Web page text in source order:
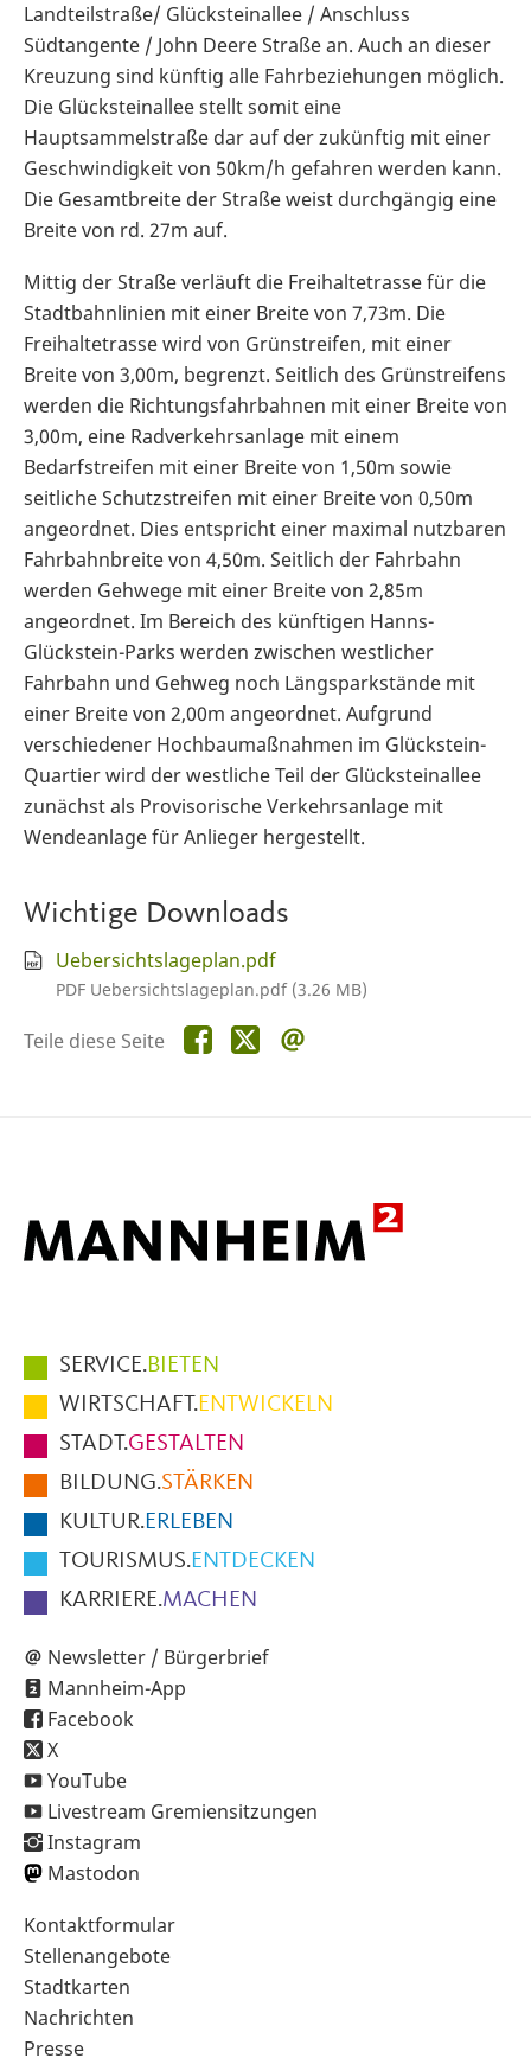
Landteilstraße/ Glücksteinallee / Anschluss
Südtangente / John Deere Straße an. Auch an dieser
Kreuzung sind künftig alle Fahrbeziehungen möglich.
Die Glücksteinallee stellt somit eine
Hauptsammelstraße dar auf der zukünftig mit einer
Geschwindigkeit von 50km/h gefahren werden kann.
Die Gesamtbreite der Straße weist durchgängig eine
Breite von rd. 27m auf.
Mittig der Straße verläuft die Freihaltetrasse für die
Stadtbahnlinien mit einer Breite von 7,73m. Die
Freihaltetrasse wird von Grünstreifen, mit einer
Breite von 3,00m, begrenzt. Seitlich des Grünstreifens
werden die Richtungsfahrbahnen mit einer Breite von
3,00m, eine Radverkehrsanlage mit einem
Bedarfstreifen mit einer Breite von 1,50m sowie
seitliche Schutzstreifen mit einer Breite von 0,50m
angeordnet. Dies entspricht einer maximal nutzbaren
Fahrbahnbreite von 4,50m. Seitlich der Fahrbahn
werden Gehwege mit einer Breite von 2,85m
angeordnet. Im Bereich des künftigen Hanns-
Glückstein-Parks werden zwischen westlicher
Fahrbahn und Gehweg noch Längsparkstände mit
einer Breite von 2,00m angeordnet. Aufgrund
verschiedener Hochbaumaßnahmen im Glückstein-
Quartier wird der westliche Teil der Glücksteinallee
zunächst als Provisorische Verkehrsanlage mit
Wendeanlage für Anlieger hergestellt.
Wichtige Downloads
Uebersichtslageplan.pdf
PDF Uebersichtslageplan.pdf (3.26 MB)
Teile diese Seite Teile
diese
Teile
diese
Hauptmenüpunkte
im
Fußbereich
der
Seite
SERVICE.BIETEN
WIRTSCHAFT.ENTWICKELN
STADT.GESTALTEN
BILDUNG.STÄRKEN
KULTUR.ERLEBEN
TOURISMUS.ENTDECKEN
KARRIERE.MACHEN
Newsletter / Bürgerbrief
Mannheim-App
Facebook
X
YouTube
Livestream Gremiensitzungen
Instagram
Mastodon
Sekundärnavigation
im
Fußbereich
Kontaktformular
Stellenangebote
Stadtkarten
Nachrichten
Presse